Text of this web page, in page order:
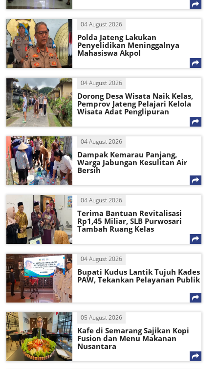
04 August 2026
Polda Jateng Lakukan
Penyelidikan Meninggalnya
Mahasiswa Akpol
04 August 2026
Dorong Desa Wisata Naik Kelas,
Pemprov Jateng Pelajari Kelola
Wisata Adat Penglipuran
04 August 2026
Dampak Kemarau Panjang,
Warga Jabungan Kesulitan Air
Bersih
04 August 2026
Terima Bantuan Revitalisasi
Rp1,45 Miliar, SLB Purwosari
Tambah Ruang Kelas
04 August 2026
Bupati Kudus Lantik Tujuh Kades
PAW, Tekankan Pelayanan Publik
05 August 2026
Kafe di Semarang Sajikan Kopi
Fusion dan Menu Makanan
Nusantara